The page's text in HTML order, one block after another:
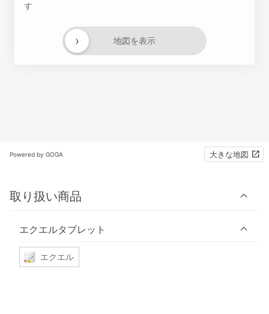
す
地図を表示
›
Powered by GOGA 大きな地図
取り扱い商品
エクエルタブレット
エクエル